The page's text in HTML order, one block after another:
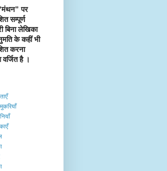
पर
सम्पूर्ण
बिना लेखिका
के कहीं भी
करना
वर्जित है ।